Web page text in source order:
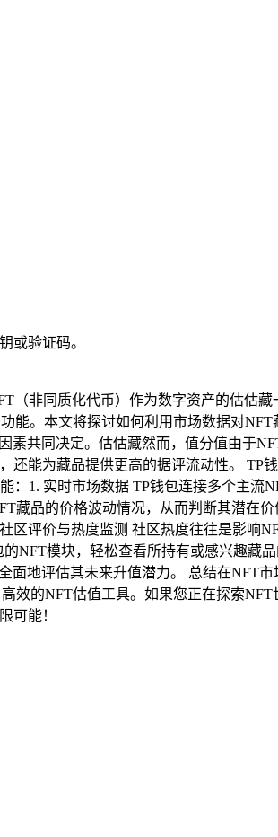
或验证码。
非同质化代币）作为数字资产的估估
。本文将探讨如何利用市场数据对
共同决定。估估藏然而，值分值由于
能为藏品提供更高的据评流动性。 TP
1. 实时市场数据 TP钱包连接多个主流
品的价格波动情况，从而判断其潜在
评价与热度监测 社区热度往往是影响
NFT模块，轻松查看所持有或感兴趣藏
地评估其未来升值潜力。 总结在NFT
的NFT估值工具。如果您正在探索
可能！